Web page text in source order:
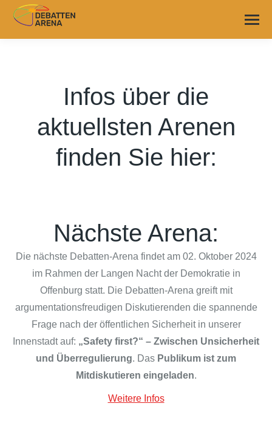
Infos über die
aktuellsten Arenen
finden Sie hier:
Nächste Arena:
Die nächste Debatten-Arena findet am 02. Oktober 2024
im Rahmen der Langen Nacht der Demokratie in
Offenburg statt. Die Debatten-Arena greift mit
argumentationsfreudigen Diskutierenden die spannende
Frage nach der öffentlichen Sicherheit in unserer
Innenstadt auf: „Safety first?“ – Zwischen Unsicherheit
und Überregulierung. Das Publikum ist zum
Mitdiskutieren eingeladen.
Weitere Infos